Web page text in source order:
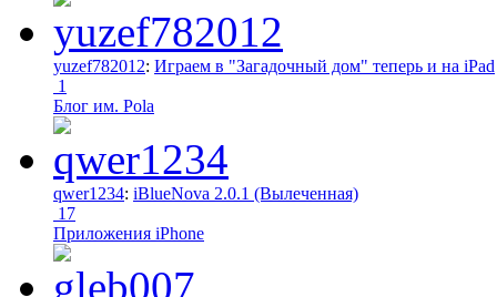
yuzef782012: Играем в "Загадочный дом" теперь и на iPad
1
Блог им. Pola
qwer1234: iBlueNova 2.0.1 (Вылеченная)
17
Приложения iPhone